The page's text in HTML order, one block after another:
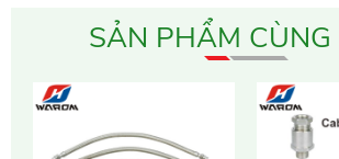
SẢN PHẨM CÙNG